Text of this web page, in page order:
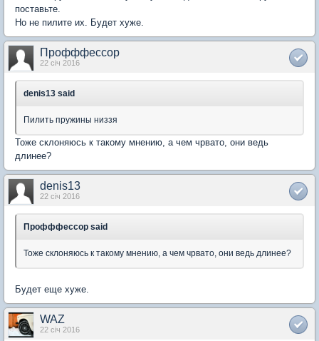
поставьте.
Но не пилите их. Будет хуже.
Профффессор
22 січ 2016
denis13 said
Пилить пружины низзя
Тоже склоняюсь к такому мнению, а чем чрвато, они ведь
длинее?
denis13
22 січ 2016
Профффессор said
Тоже склоняюсь к такому мнению, а чем чрвато, они ведь длинее?
Будет еще хуже.
WAZ
22 січ 2016